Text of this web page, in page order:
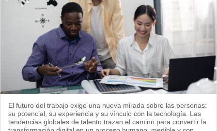
El futuro del trabajo exige una nueva mirada sobre las personas:
su potencial, su experiencia y su vínculo con la tecnología. Las
tendencias globales de talento trazan el camino para convertir la